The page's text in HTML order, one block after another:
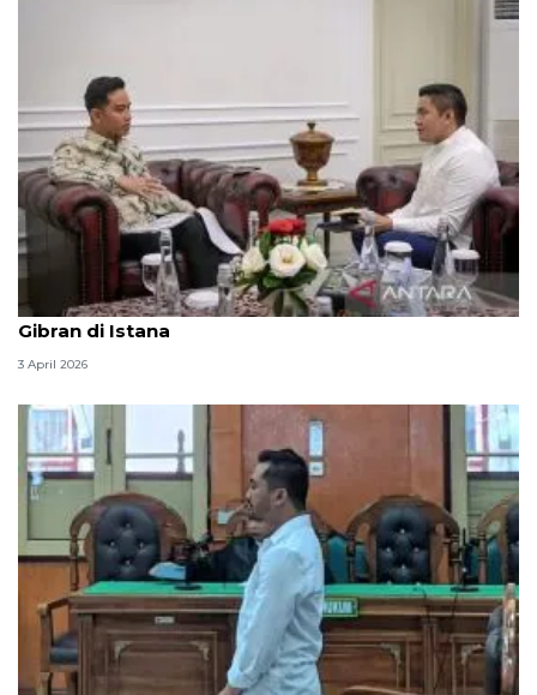
Seskab Teddy silaturahmi Idul Fitri ke Wapres
Gibran di Istana
3 April 2026